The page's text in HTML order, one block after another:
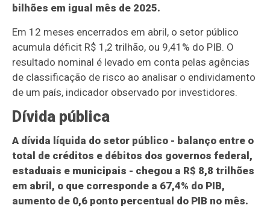
bilhões em igual mês de 2025.
Em 12 meses encerrados em abril, o setor público
acumula déficit R$ 1,2 trilhão, ou 9,41% do PIB. O
resultado nominal é levado em conta pelas agências
de classificação de risco ao analisar o endividamento
de um país, indicador observado por investidores.
Dívida pública
A dívida líquida do setor público - balanço entre o
total de créditos e débitos dos governos federal,
estaduais e municipais - chegou a R$ 8,8 trilhões
em abril, o que corresponde a 67,4% do PIB,
aumento de 0,6 ponto percentual do PIB no mês.